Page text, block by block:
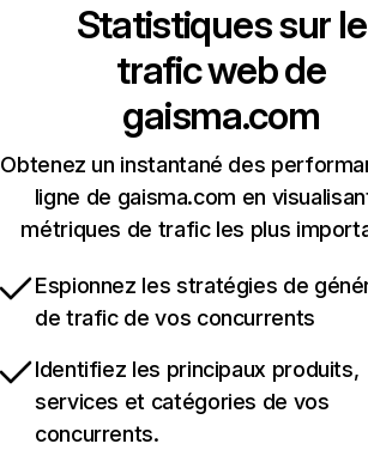
Statistiques sur le
trafic web de
gaisma.com
Obtenez un instantané des
ligne de gaisma.com en
métriques de trafic les plus
Espionnez les stratégies de
de trafic de vos concurrents
Identifiez les principaux produits,
services et catégories de vos
concurrents.